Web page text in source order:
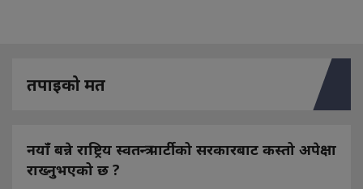
तपाइको मत
नयाँ बन्ने राष्ट्रिय स्वतन्त्र पार्टीको सरकारबाट कस्तो अपेक्षा
राख्नुभएको छ ?